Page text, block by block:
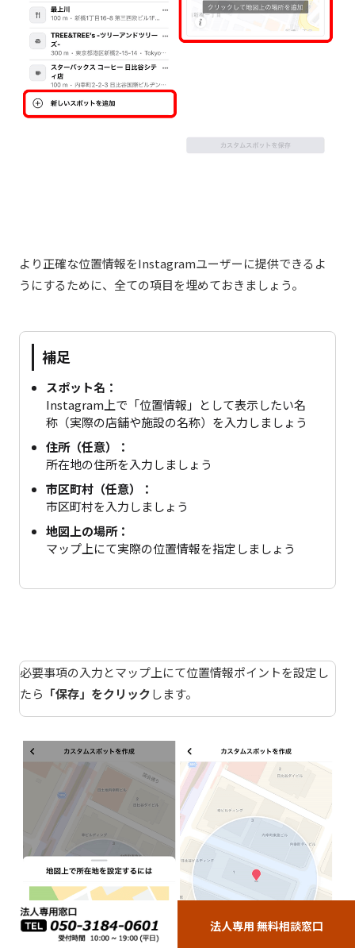
より正確な位置情報をInstagramユーザーに提供できるよ
うにするために、全ての項目を埋めておきましょう。
補足
スポット名：
Instagram上で「位置情報」として表示したい名
称（実際の店舗や施設の名称）を入力しましょう
住所（任意）：
所在地の住所を入力しましょう
市区町村（任意）：
市区町村を入力しましょう
地図上の場所：
マップ上にて実際の位置情報を指定しましょう
必要事項の入力とマップ上にて位置情報ポイントを設定し
たら 「保存」をクリックします。
法人専用 無料相談窓口